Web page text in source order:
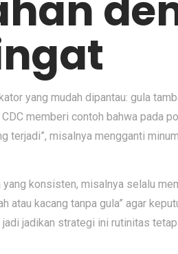
yang mudah dipantau: gula
memberi contoh bahwa pada
terjadi”, misalnya mengganti
konsisten, misalnya selalu
atau kacang tanpa gula” agar
jadikan strategi ini rutinitas